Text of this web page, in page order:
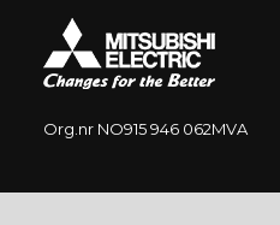
Org.nr NO915 946 062MVA